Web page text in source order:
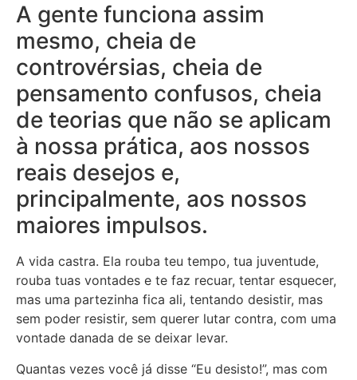
A gente funciona assim
mesmo, cheia de
controvérsias, cheia de
pensamento confusos, cheia
de teorias que não se aplicam
à nossa prática, aos nossos
reais desejos e,
principalmente, aos nossos
maiores impulsos.
A vida castra. Ela rouba teu tempo, tua juventude,
rouba tuas vontades e te faz recuar, tentar esquecer,
mas uma partezinha fica ali, tentando desistir, mas
sem poder resistir, sem querer lutar contra, com uma
vontade danada de se deixar levar.
Quantas vezes você já disse “Eu desisto!”, mas com